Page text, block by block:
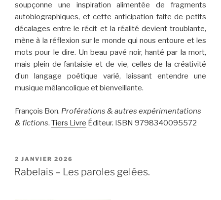
soupçonne une inspiration alimentée de fragments
autobiographiques, et cette anticipation faite de petits
décalages entre le récit et la réalité devient troublante,
mène à la réflexion sur le monde qui nous entoure et les
mots pour le dire. Un beau pavé noir, hanté par la mort,
mais plein de fantaisie et de vie, celles de la créativité
d’un langage poétique varié, laissant entendre une
musique mélancolique et bienveillante.
François Bon. Proférations & autres expérimentations
& fictions. Tiers Livre Éditeur. ISBN 9798340095572
PUBLIÉ
LE
2 JANVIER 2026
Rabelais – Les paroles gelées.